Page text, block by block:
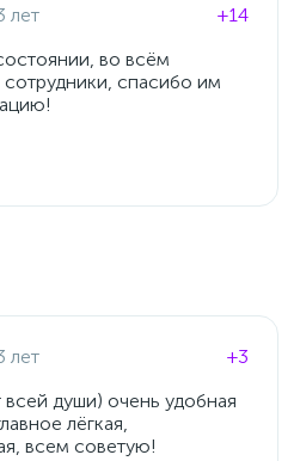
лет
+14
во всём
спасибо им
лет
+3
души) очень удобная
лёгкая,
всем советую!